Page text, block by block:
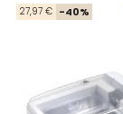
27,97 € -40%